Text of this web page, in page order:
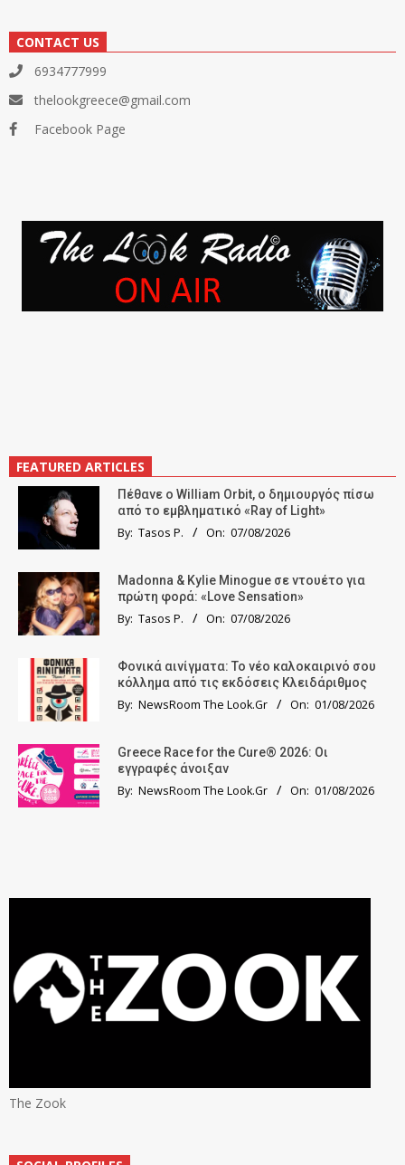
CONTACT US
6934777999
thelookgreece@gmail.com
Facebook Page
FEATURED ARTICLES
Πέθανε ο William Orbit, ο δημιουργός πίσω
από το εμβληματικό «Ray of Light»
By: Tasos P. On: 07/08/2026
Madonna & Kylie Minogue σε ντουέτο για
πρώτη φορά: «Love Sensation»
By: Tasos P. On: 07/08/2026
Φονικά αινίγματα: Το νέο καλοκαιρινό σου
κόλλημα από τις εκδόσεις Κλειδάριθμος
By: NewsRoom The Look.Gr On: 01/08/2026
Greece Race for the Cure® 2026: Οι
εγγραφές άνοιξαν
By: NewsRoom The Look.Gr On: 01/08/2026
The Zook